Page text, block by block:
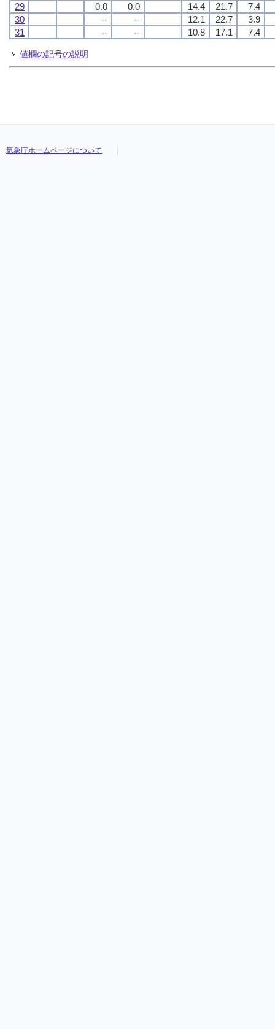
29
0.0 0.0 14.4 21.7
7.4
30
-- -- 12.1 22.7
3.9
31
-- -- 10.8 17.1 7.4
値欄の記号の説明
気象庁ホームページについて